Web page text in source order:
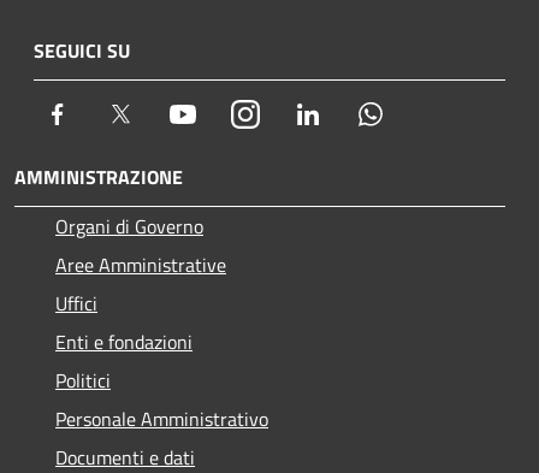
SEGUICI SU
Facebook Twitter YoutubeInstagram LinkedIn
AMMINISTRAZIONE
Organi di Governo
Aree Amministrative
Uffici
Enti e fondazioni
Politici
Personale Amministrativo
Documenti e dati